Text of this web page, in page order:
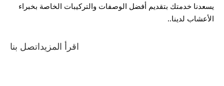
يسعدنا خدمتك بتقديم أفضل الوصفات والتركيبات الخاصة بخبراء
الأعشاب لدينا..
اقرأ المزيداتصل بنا